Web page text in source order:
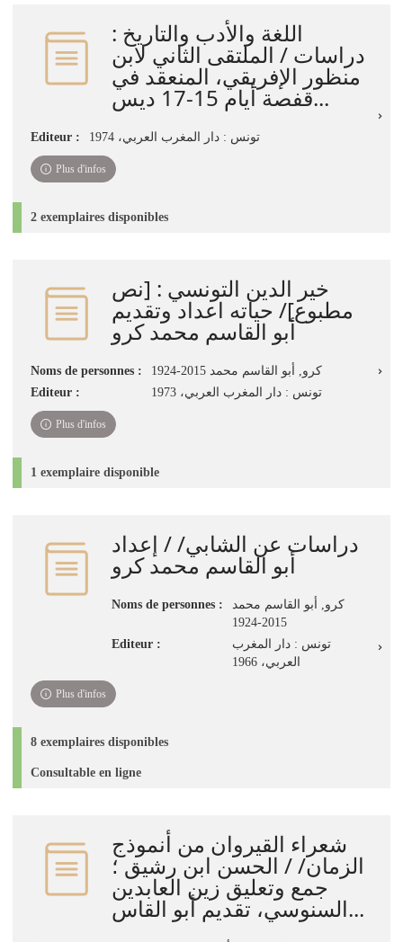
اللغة والأدب والتاريخ :
دراسات / الملتقى الثاني لابن
منظور الإفريقي، المنعقد في
قفصة أيام 15-17 ديس...
Editeur : تونس : دار المغرب العربي، 1974
Plus d'infos
2 exemplaires disponibles
خير الدين التونسي : [نص
مطبوع]/ حياته اعداد وتقديم
أبو القاسم محمد كرو
Noms de personnes :
كرو, أبو القاسم محمد 2015-1924
Editeur :
تونس : دار المغرب العربي، 1973
Plus d'infos
1 exemplaire disponible
دراسات عن الشابي/ / إعداد
أبو القاسم محمد كرو
Noms de personnes :
كرو, أبو القاسم محمد
2015-1924
Editeur :
تونس : دار المغرب
العربي، 1966
Plus d'infos
8 exemplaires disponibles
Consultable en ligne
شعراء القيروان من أنموذج
الزمان/ / الحسن ابن رشيق ؛
جمع وتعليق زين العابدين
السنوسي، تقديم أبو القاس...